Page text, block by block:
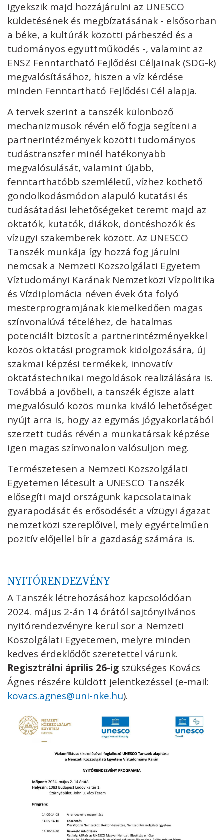
igyekszik majd hozzájárulni az UNESCO
küldetésének és megbízatásának - elsősorban
a béke, a kultúrák közötti párbeszéd és a
tudományos együttműködés -, valamint az
ENSZ Fenntartható Fejlődési Céljainak (SDG-k)
megvalósításához, hiszen a víz kérdése
minden Fenntartható Fejlődési Cél alapja.
A tervek szerint a tanszék különböző
mechanizmusok révén elő fogja segíteni a
partnerintézmények közötti tudományos
tudástranszfer minél hatékonyabb
megvalósulását, valamint újabb,
fenntarthatóbb szemléletű, vízhez köthető
gondolkodásmódon alapuló kutatási és
tudásátadási lehetőségeket teremt majd az
oktatók, kutatók, diákok, döntéshozók és
vízügyi szakemberek között. Az UNESCO
Tanszék munkája így hozzá fog járulni
nemcsak a Nemzeti Közszolgálati Egyetem
Víztudományi Karának Nemzetközi Vízpolitika
és Vízdiplomácia néven évek óta folyó
mesterprogramjának kiemelkedően magas
színvonalúvá tételéhez, de hatalmas
potenciált biztosít a partnerintézményekkel
közös oktatási programok kidolgozására, új
szakmai képzési termékek, innovatív
oktatástechnikai megoldások realizálására is.
Továbbá a jövőbeli, a tanszék égisze alatt
megvalósuló közös munka kiváló lehetőséget
nyújt arra is, hogy az egymás jógyakorlatából
szerzett tudás révén a munkatársak képzése
igen magas színvonalon valósuljon meg.
Természetesen a Nemzeti Közszolgálati
Egyetemen létesült a UNESCO Tanszék
elősegíti majd országunk kapcsolatainak
gyarapodását és erősödését a vízügyi ágazat
nemzetközi szereplőivel, mely egyértelműen
pozitív előjellel bír a gazdaság számára is.
NYITÓRENDEZVÉNY
A Tanszék létrehozásához kapcsolódóan
2024. május 2-án 14 órától sajtónyilvános
nyitórendezvényre kerül sor a Nemzeti
Köszolgálati Egyetemen, melyre minden
kedves érdeklődőt szeretettel várunk.
Regisztrálni április 26-ig szükséges Kovács
Ágnes részére küldött jelentkezéssel (e-mail:
kovacs.agnes@uni-nke.hu).